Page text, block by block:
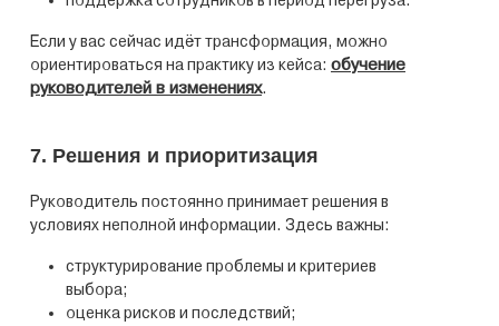
Если у вас сейчас идёт трансформация, можно
ориентироваться на практику из кейса: обучение
руководителей в изменениях.
7. Решения и приоритизация
Руководитель постоянно принимает решения в
условиях неполной информации. Здесь важны:
структурирование проблемы и критериев
выбора;
оценка рисков и последствий;